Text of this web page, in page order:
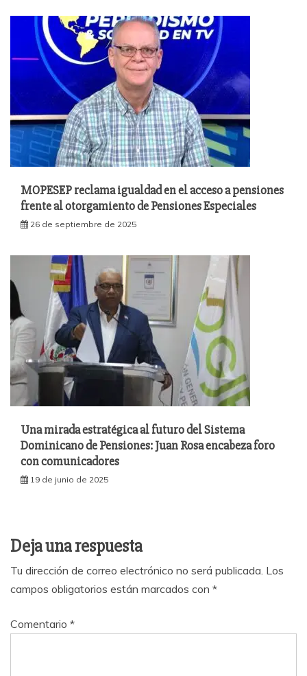
MOPESEP reclama igualdad en el acceso a pensiones
frente al otorgamiento de Pensiones Especiales
26 de septiembre de 2025
Una mirada estratégica al futuro del Sistema
Dominicano de Pensiones: Juan Rosa encabeza foro
con comunicadores
19 de junio de 2025
Deja una respuesta
Tu dirección de correo electrónico no será publicada. Los
campos obligatorios están marcados con *
Comentario *